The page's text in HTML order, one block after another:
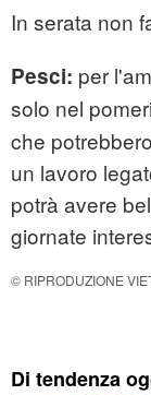
In serata non
Pesci: per
solo nel
che
un lavoro
potrà avere
giornate
© RIPRODUZIONE
Di tendenza